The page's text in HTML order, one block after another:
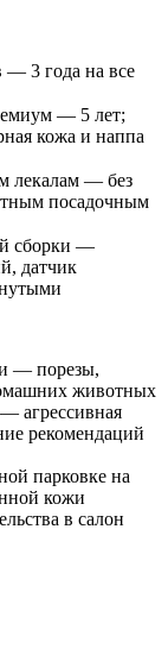
— 3 года на все
— 5 лет;
кожа и наппа
лекалам — без
посадочным
сборки —
датчик
— порезы,
животных
агрессивная
рекомендаций
парковке на
кожи
в салон